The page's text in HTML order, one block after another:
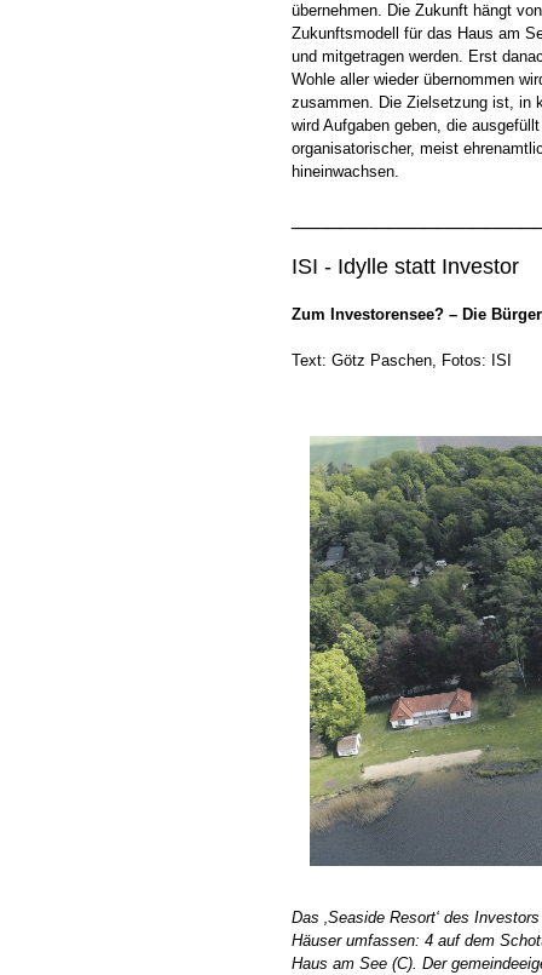
übernehmen. Die Zukunft hängt
Zukunftsmodell für das Haus am
und mitgetragen werden. Erst
Wohle aller wieder übernommen
zusammen. Die Zielsetzung ist, in
wird Aufgaben geben, die
organisatorischer, meist
hineinwachsen.
ISI - Idylle statt Investor
Zum Investorensee? – Die
Text: Götz Paschen, Fotos: ISI
Das ‚Seaside Resort‘ des
Häuser umfassen: 4 auf dem
Haus am See (C). Der